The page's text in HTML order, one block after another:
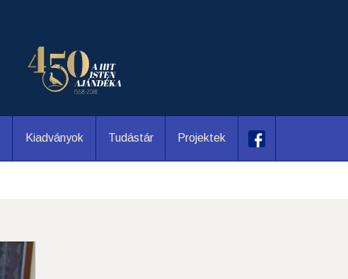
Kiadványok Tudástár Projektek